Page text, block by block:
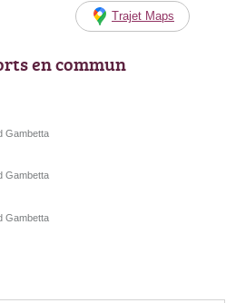
Trajet Maps
en commun
Gambetta
Gambetta
Gambetta